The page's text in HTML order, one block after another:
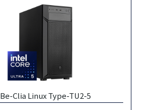
Be-Clia Linux Type-TU2-5